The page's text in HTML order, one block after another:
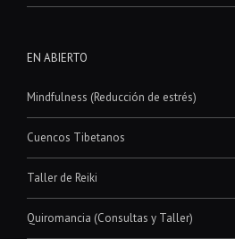
EN ABIERTO
Mindfulness (Reducción de estrés)
Cuencos Tibetanos
Taller de Reiki
Quiromancia (Consultas y Taller)